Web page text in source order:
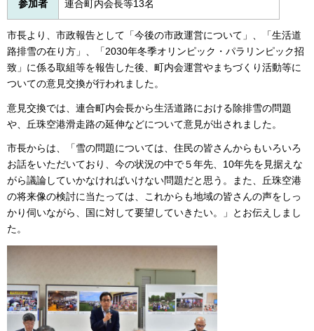
参加者 連合町内会長等13名
市長より、市政報告として「今後の市政運営について」、「生活道
路排雪の在り方」、「2030年冬季オリンピック・パラリンピック招
致」に係る取組等を報告した後、町内会運営やまちづくり活動等に
ついての意見交換が行われました。
意見交換では、連合町内会長から生活道路における除排雪の問題
や、丘珠空港滑走路の延伸などについて意見が出されました。
市長からは、「雪の問題については、住民の皆さんからもいろいろ
お話をいただいており、今の状況の中で５年先、10年先を見据えな
がら議論していかなければいけない問題だと思う。また、丘珠空港
の将来像の検討に当たっては、これからも地域の皆さんの声をしっ
かり伺いながら、国に対して要望していきたい。」とお伝えしまし
た。